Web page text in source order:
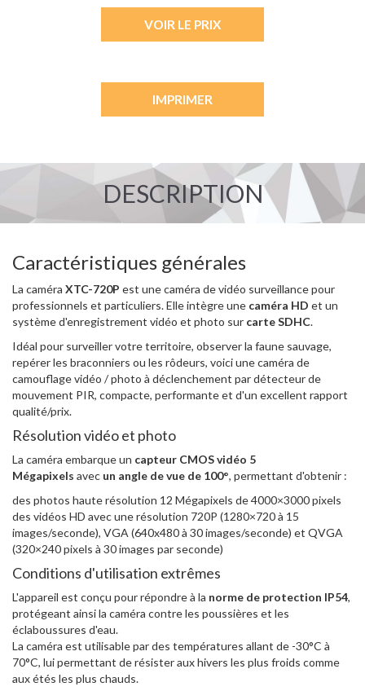
VOIR LE PRIX
IMPRIMER
DESCRIPTION
Caractéristiques générales
La caméra XTC-720P est une caméra de vidéo surveillance pour
professionnels et particuliers. Elle intègre une caméra HD et un
système d'enregistrement vidéo et photo sur carte SDHC.
Idéal pour surveiller votre territoire, observer la faune sauvage,
repérer les braconniers ou les rôdeurs, voici une caméra de
camouflage vidéo / photo à déclenchement par détecteur de
mouvement PIR, compacte, performante et d'un excellent rapport
qualité/prix.
Résolution vidéo et photo
La caméra embarque un capteur CMOS vidéo 5
Mégapixels avec un angle de vue de 100°, permettant d'obtenir :
des photos haute résolution 12 Mégapixels de 4000×3000 pixels
des vidéos HD avec une résolution 720P (1280×720 à 15
images/seconde), VGA (640x480 à 30 images/seconde) et QVGA
(320×240 pixels à 30 images par seconde)
Conditions d'utilisation extrêmes
L'appareil est conçu pour répondre à la norme de protection IP54,
protégeant ainsi la caméra contre les poussières et les
éclaboussures d'eau.
La caméra est utilisable par des températures allant de -30°C à
70°C, lui permettant de résister aux hivers les plus froids comme
aux étés les plus chauds.